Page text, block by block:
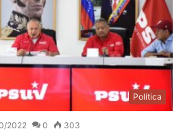
Política
2022 0 303